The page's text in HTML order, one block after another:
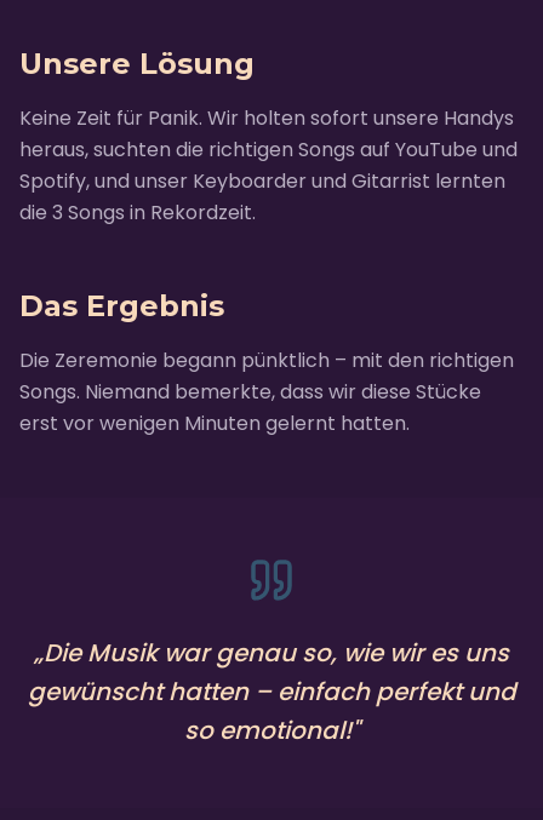
Unsere Lösung
Keine Zeit für Panik. Wir holten sofort unsere Handys
heraus, suchten die richtigen Songs auf YouTube und
Spotify, und unser Keyboarder und Gitarrist lernten
die 3 Songs in Rekordzeit.
Das Ergebnis
Die Zeremonie begann pünktlich – mit den richtigen
Songs. Niemand bemerkte, dass wir diese Stücke
erst vor wenigen Minuten gelernt hatten.
„Die Musik war genau so, wie wir es uns
gewünscht hatten – einfach perfekt und
so emotional!"